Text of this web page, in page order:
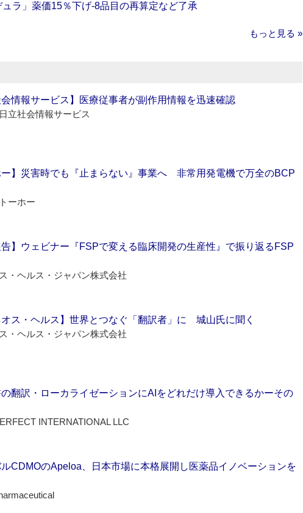
ュラ」薬価15％下げ‐8品目の再算定など了承
もっと見る »
会情報サービス】医療従事者が副作用情報を迅速確認
立社会情報サービス
ー】災害時でも『止まらない』事業へ 非常用発電機で万全のBCP
ーホー
告】ウェビナー『FSPで変える臨床開発の生産性』で振り返るFSP
・ヘルス・ジャパン株式会社
オス・ヘルス】世界とつなぐ「翻訳者」に 城山氏に聞く
・ヘルス・ジャパン株式会社
翻訳・ローカライゼーションにAIをどれだけ導入できるかーその
INTERNATIONAL LLC
CDMOのApeloa、日本市場に本格展開し医薬品イノベーションを